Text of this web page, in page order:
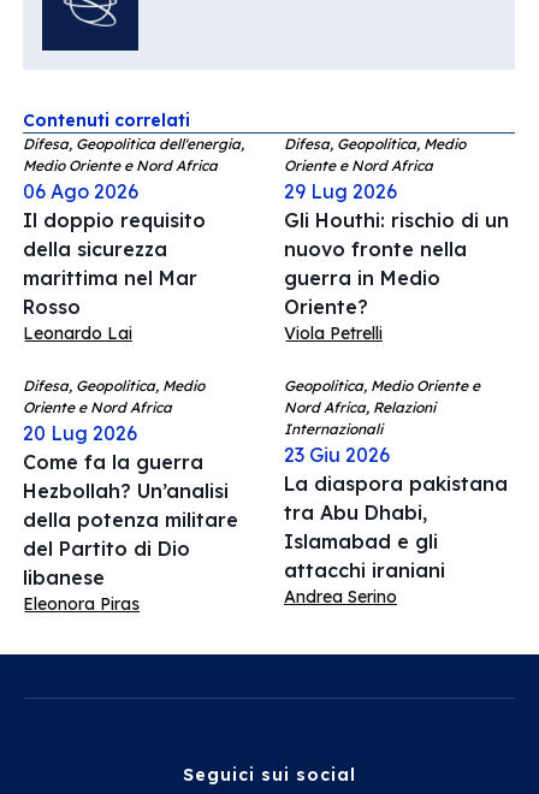
Contenuti correlati
Difesa, Geopolitica dell'energia,
Medio Oriente e Nord Africa
06 Ago 2026
Il doppio requisito
della sicurezza
marittima nel Mar
Rosso
Leonardo Lai
Difesa, Geopolitica, Medio
Oriente e Nord Africa
29 Lug 2026
Gli Houthi: rischio di un
nuovo fronte nella
guerra in Medio
Oriente?
Viola Petrelli
Difesa, Geopolitica, Medio
Oriente e Nord Africa
20 Lug 2026
Come fa la guerra
Hezbollah? Un’analisi
della potenza militare
del Partito di Dio
libanese
Eleonora Piras
Geopolitica, Medio Oriente e
Nord Africa, Relazioni
Internazionali
23 Giu 2026
La diaspora pakistana
tra Abu Dhabi,
Islamabad e gli
attacchi iraniani
Andrea Serino
Seguici sui social